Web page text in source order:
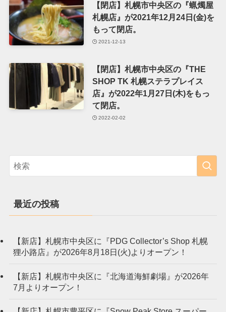
【閉店】札幌市中央区の『蝋燭屋
札幌店』が2021年12月24日(金)を
もって閉店。
2021-12-13
【閉店】札幌市中央区の『THE
SHOP TK 札幌ステラプレイス
店』が2022年1月27日(木)をもっ
て閉店。
2022-02-02
最近の投稿
【新店】札幌市中央区に『PDG Collector’s Shop 札幌
狸小路店』が2026年8月18日(火)よりオープン！
【新店】札幌市中央区に『北海道海鮮劇場』が2026年
7月よりオープン！